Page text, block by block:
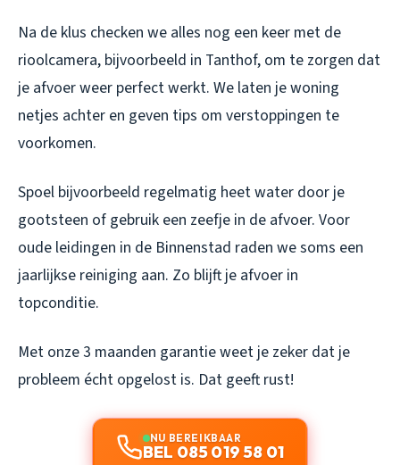
Na de klus checken we alles nog een keer met de
rioolcamera, bijvoorbeeld in Tanthof, om te zorgen dat
je afvoer weer perfect werkt. We laten je woning
netjes achter en geven tips om verstoppingen te
voorkomen.
Spoel bijvoorbeeld regelmatig heet water door je
gootsteen of gebruik een zeefje in de afvoer. Voor
oude leidingen in de Binnenstad raden we soms een
jaarlijkse reiniging aan. Zo blijft je afvoer in
topconditie.
Met onze 3 maanden garantie weet je zeker dat je
probleem écht opgelost is. Dat geeft rust!
NU BEREIKBAAR
BEL 085 019 58 01